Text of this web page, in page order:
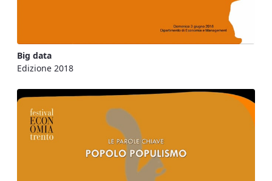
Big data
Edizione 2018